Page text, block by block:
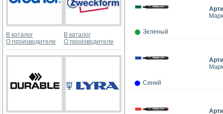
В каталог
О производителе
В каталог
О производителе
Зеленый
Синий